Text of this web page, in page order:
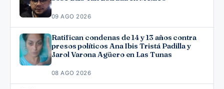
09 AGO 2026
Ratifican condenas de 14 y 13 años contra
presos políticos Ana Ibis Tristá Padilla y
Jarol Varona Agüero en Las Tunas
08 AGO 2026